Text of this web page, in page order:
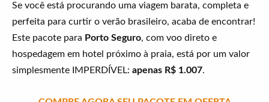
Se você está procurando uma viagem barata, completa e
perfeita para curtir o verão brasileiro, acaba de encontrar!
Este pacote para Porto Seguro, com voo direto e
hospedagem em hotel próximo à praia, está por um valor
simplesmente IMPERDÍVEL: apenas R$ 1.007.